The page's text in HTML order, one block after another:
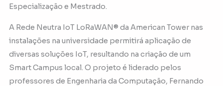
Especialização e Mestrado.
A Rede Neutra IoT LoRaWAN® da American Tower nas
instalações na universidade permitirá aplicação de
diversas soluções IoT, resultando na criação de um
Smart Campus local. O projeto é liderado pelos
professores de Engenharia da Computação, Fernando